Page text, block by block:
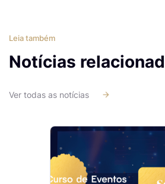
Leia também
Notícias
Ver todas as notícias